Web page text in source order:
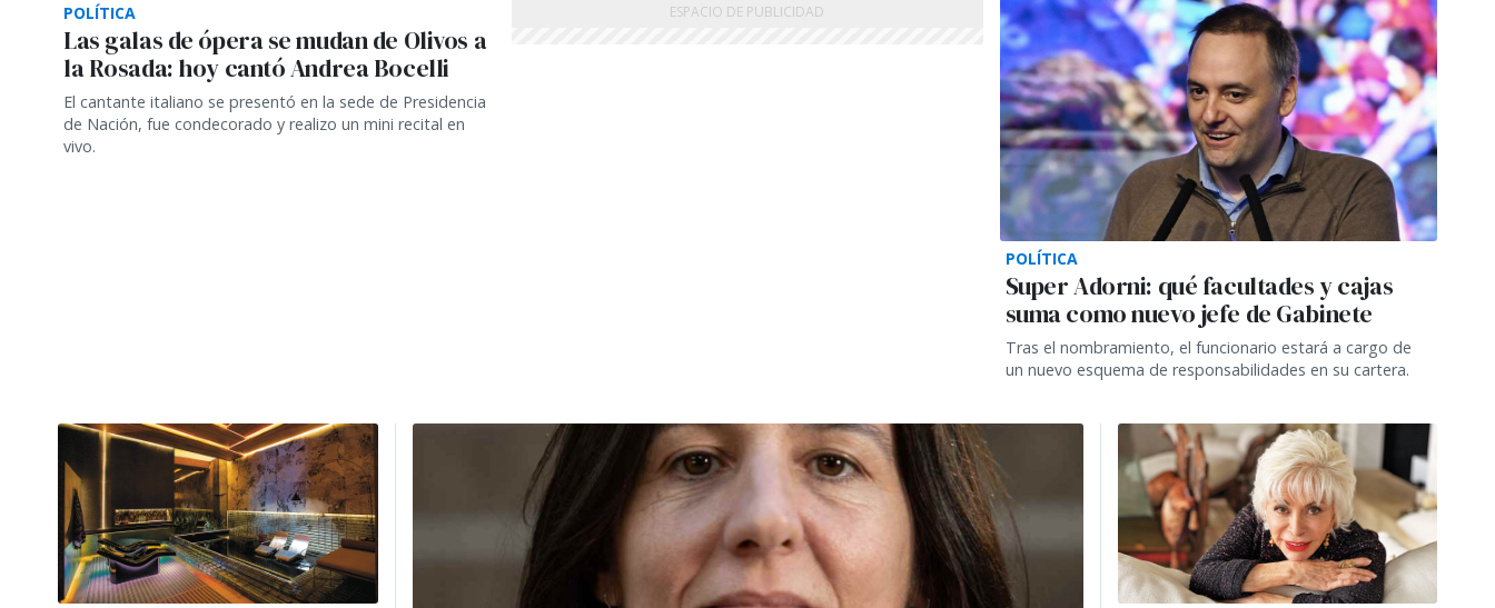
POLÍTICA
Las galas de ópera se mudan de Olivos a
la Rosada: hoy cantó Andrea Bocelli
El cantante italiano se presentó en la sede de Presidencia
de Nación, fue condecorado y realizo un mini recital en
vivo.
POLÍTICA
Super Adorni: qué facultades y cajas
suma como nuevo jefe de Gabinete
Tras el nombramiento, el funcionario estará a cargo de
un nuevo esquema de responsabilidades en su cartera.